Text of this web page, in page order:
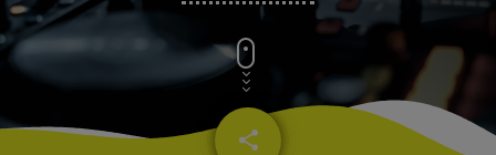
share
email